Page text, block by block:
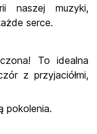
naszej muzyki,
serce.
To idealna
z przyjaciółmi,
pokolenia.